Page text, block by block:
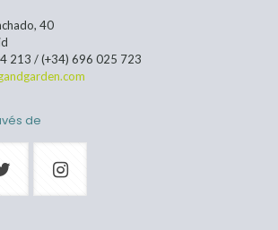
40
213 /(+34) 696 025 723
de